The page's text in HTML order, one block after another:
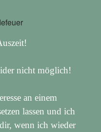
nicht möglich!
an einem
lassen und ich
wenn ich wieder